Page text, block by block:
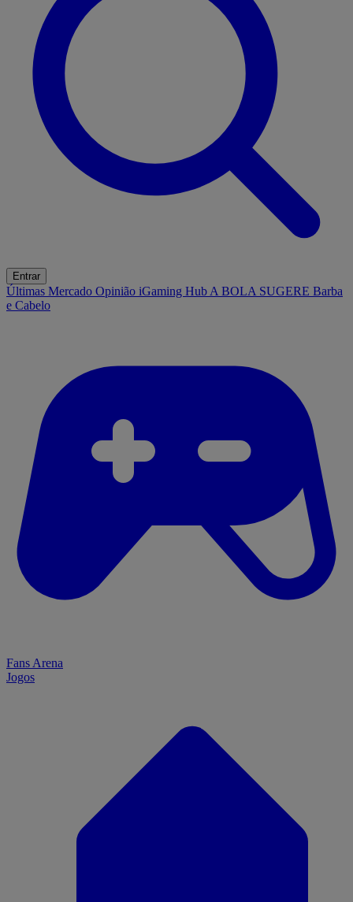
Entrar
Últimas Mercado Opinião iGaming Hub A BOLA SUGERE Barba
e Cabelo
Fans Arena
Jogos